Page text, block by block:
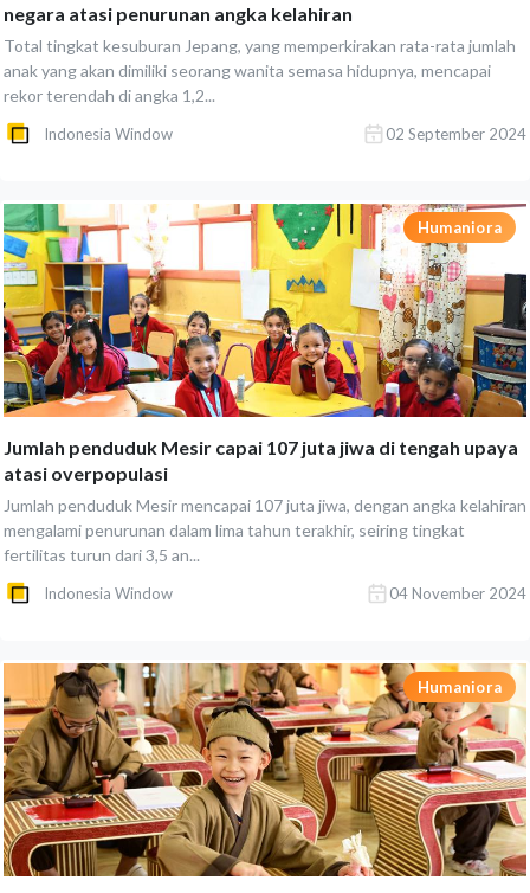
negara atasi penurunan angka kelahiran
Total tingkat kesuburan Jepang, yang memperkirakan rata-rata jumlah
anak yang akan dimiliki seorang wanita semasa hidupnya, mencapai
rekor terendah di angka 1,2...
Indonesia Window 02 September 2024
Humaniora
Jumlah penduduk Mesir capai 107 juta jiwa di tengah upaya
atasi overpopulasi
Jumlah penduduk Mesir mencapai 107 juta jiwa, dengan angka kelahiran
mengalami penurunan dalam lima tahun terakhir, seiring tingkat
fertilitas turun dari 3,5 an...
Indonesia Window 04 November 2024
Humaniora